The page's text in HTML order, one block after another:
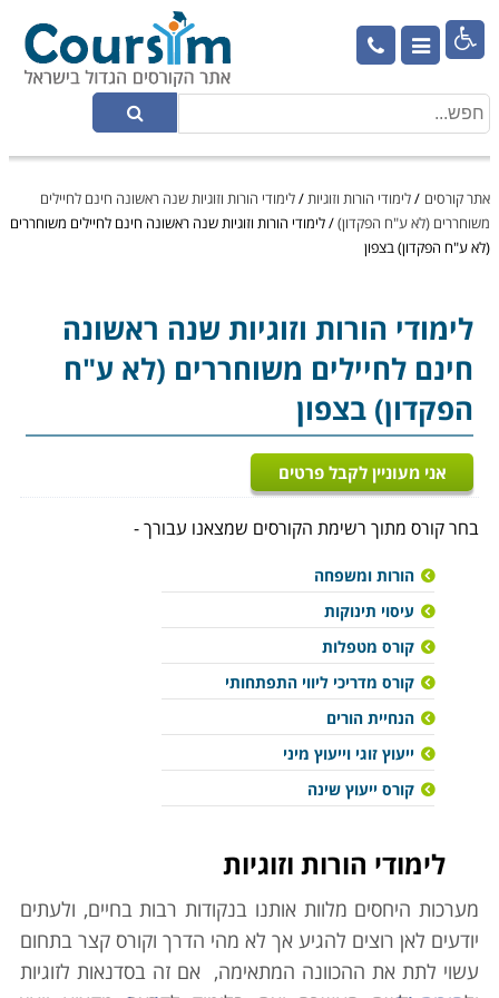

אתר קורסים /לימודי הורות וזוגיות/לימודי הורות וזוגיות שנה ראשונה חינם לחיילים
משוחררים (לא ע"ח הפקדון)/לימודי הורות וזוגיות שנה ראשונה חינם לחיילים משוחררים
(לא ע"ח הפקדון) בצפון
לימודי הורות וזוגיותשנה ראשונה
חינם לחיילים משוחררים (לא ע"ח
הפקדון) בצפון
אני מעוניין לקבל פרטים
בחר קורס מתוך רשימת הקורסים שמצאנו עבורך -
הורות ומשפחה
עיסוי תינוקות
קורס מטפלות
קורס מדריכי ליווי התפתחותי
הנחיית הורים
ייעוץ זוגי וייעוץ מיני
קורס ייעוץ שינה
לימודי הורות וזוגיות
מערכות היחסים מלוות אותנו בנקודות רבות בחיים, ולעתים
יודעים לאן רוצים להגיע אך לא מהי הדרך וקורס קצר בתחום
עשוי לתת את ההכוונה המתאימה, אם זה בסדנאות לזוגיות